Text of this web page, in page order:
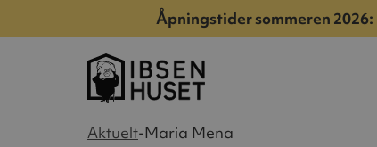
Åpningstider sommeren 2026:
Aktuelt-Maria Mena